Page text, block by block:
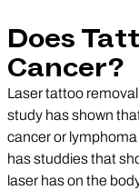
Does
Cancer?
Laser tattoo
study has shown
cancer or
has studdies that
laser has on the